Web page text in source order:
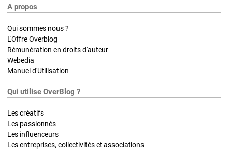
A propos
Qui sommes nous ?
L'Offre Overblog
Rémunération en droits d'auteur
Webedia
Manuel d'Utilisation
Qui utilise OverBlog ?
Les créatifs
Les passionnés
Les influenceurs
Les entreprises, collectivités et associations